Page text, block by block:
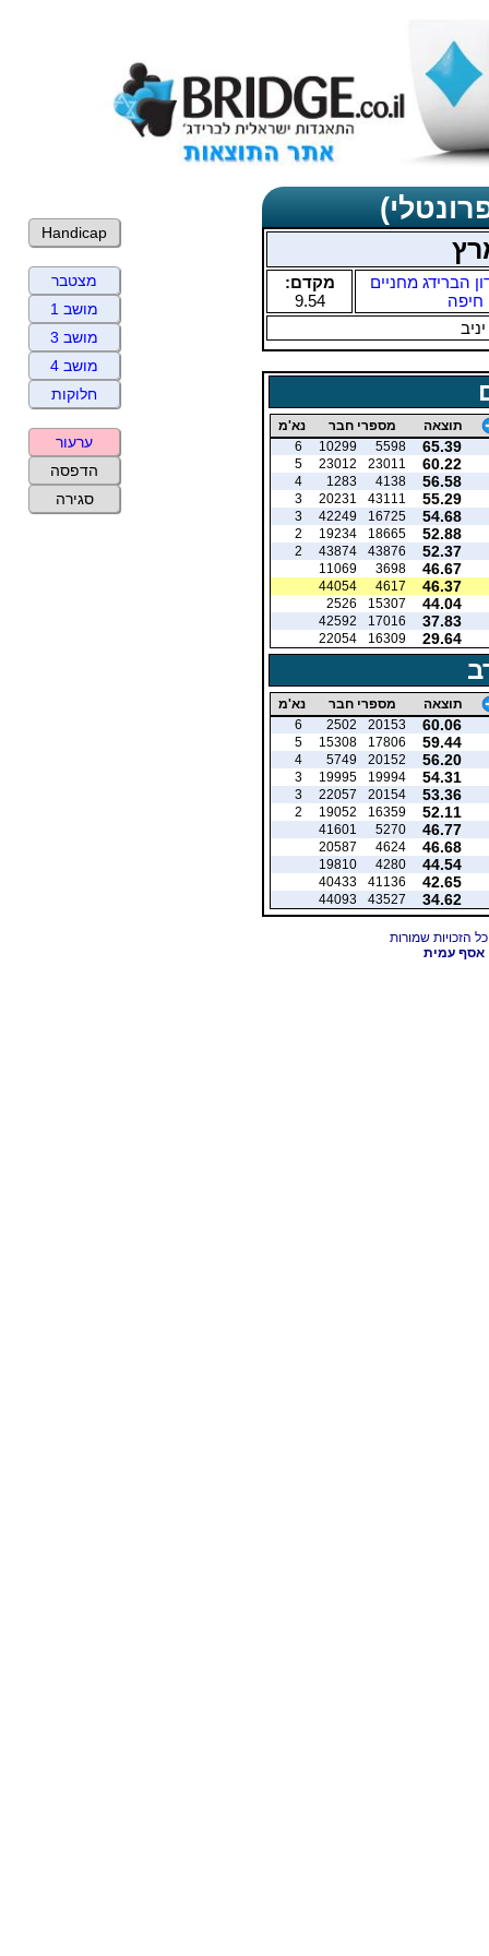
הברידג מחניים
חיפה
מקדם:
9.54
תוצאה מספרי חבר נא'מ
65.39
5598
10299
6
60.22
23011
23012
5
56.58
4138
1283
4
55.29
43111
20231
3
54.68
16725
42249
3
52.88
18665
19234
2
52.37
43876
43874
2
46.67
3698
11069
46.37
4617
44054
44.04
15307
2526
37.83
17016
42592
29.64
16309
22054
תוצאה מספרי חבר נא'מ
60.06
20153
2502
6
59.44
17806
15308
5
56.20
20152
5749
4
54.31
19994
19995
3
53.36
20154
22057
3
52.11
16359
19052
2
46.77
5270
41601
46.68
4624
20587
44.54
4280
19810
42.65
41136
40433
34.62
43527
44093
אסף עמית
Handicap
מצטבר
מושב 1
מושב 3
מושב 4
חלוקות
ערעור
הדפסה
סגירה